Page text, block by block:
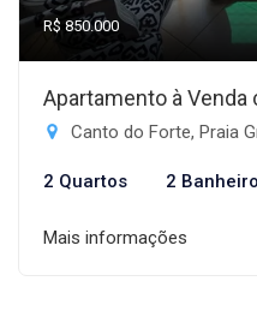
R$ 850.000
Apartamento à Venda
Canto do Forte, Praia
2 Quartos 2
Mais informações